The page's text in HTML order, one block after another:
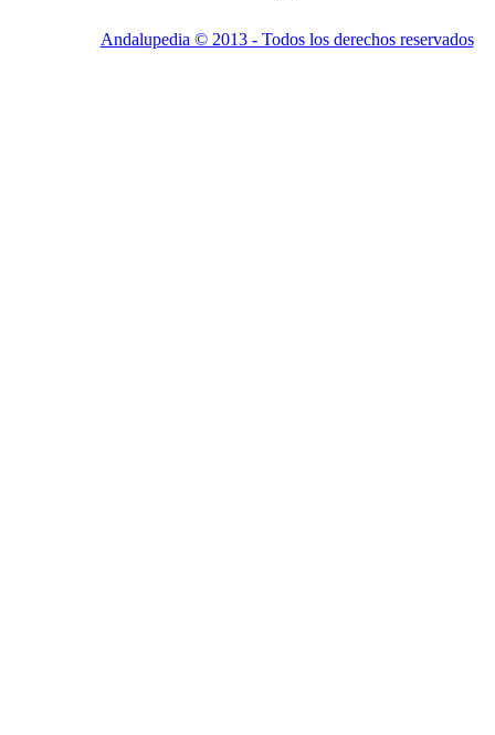
Andalupedia © 2013 - Todos los derechos reservados